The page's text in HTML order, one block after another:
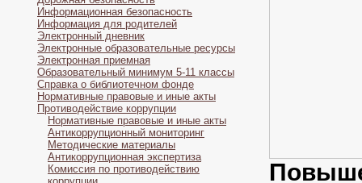
Информационная безопасность
Информация для родителей
Электронный дневник
Электронные образовательные ресурсы
Электронная приемная
Образовательный минимум 5-11 классы
Справка о библиотечном фонде
Нормативные правовые и иные акты
Противодействие коррупции
Нормативные правовые и иные акты
Антикоррупционный мониторинг
Методические материалы
Антикоррупционная экспертиза
Комиссия по противодействию